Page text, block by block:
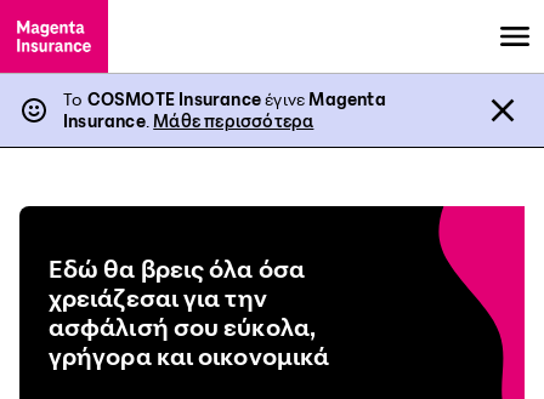
Το COSMOTE InsuranceέγινεMagenta
Insurance. Μάθε περισσότερα
Εδώ θα βρεις όλα όσα
χρειάζεσαι για την
ασφάλισή σου εύκολα,
γρήγορα και οικονομικά